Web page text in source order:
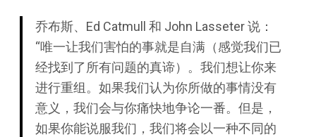
乔布斯、Ed Catmull 和 John Lasseter 说：
“唯一让我们害怕的事就是自满（感觉我们已
经找到了所有问题的真谛）。我们想让你来
进行重组。如果我们认为你所做的事情没有
意义，我们会与你痛快地争论一番。但是，
如果你能说服我们，我们将会以一种不同的